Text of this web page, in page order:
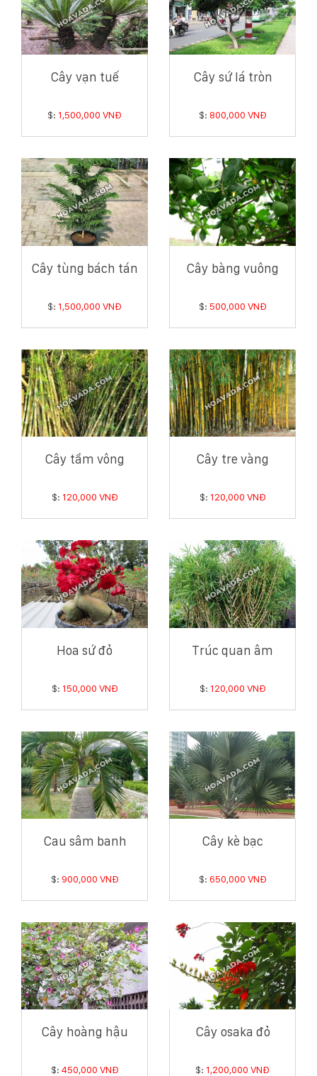
Cây vạn tuế
$: 1,500,000 VNĐ
Cây sứ lá tròn
$: 800,000 VNĐ
Cây tùng bách tán
$: 1,500,000 VNĐ
Cây bàng vuông
$: 500,000 VNĐ
Cây tầm vông
$: 120,000 VNĐ
Cây tre vàng
$: 120,000 VNĐ
Hoa sứ đỏ
$: 150,000 VNĐ
Trúc quan âm
$: 120,000 VNĐ
Cau sâm banh
$: 900,000 VNĐ
Cây kè bạc
$: 650,000 VNĐ
Cây hoàng hậu
$: 450,000 VNĐ
Cây osaka đỏ
$: 1,200,000 VNĐ